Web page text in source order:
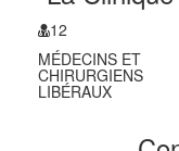
12
MÉDECINS ET
CHIRURGIENS
LIBÉRAUX